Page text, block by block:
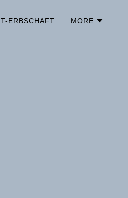
T-ERBSCHAFT MORE